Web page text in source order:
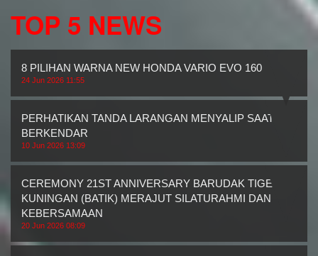
TOP 5 NEWS
8 PILIHAN WARNA NEW HONDA VARIO EVO 160
24 Jun 2026 11:55
PERHATIKAN TANDA LARANGAN MENYALIP SAAT
BERKENDAR
10 Jun 2026 13:09
CEREMONY 21ST ANNIVERSARY BARUDAK TIGER
KUNINGAN (BATIK) MERAJUT SILATURAHMI DAN
KEBERSAMAAN
20 Jun 2026 08:09